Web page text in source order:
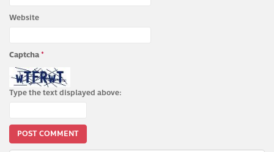
Website
Captcha*
Type the text displayed above: